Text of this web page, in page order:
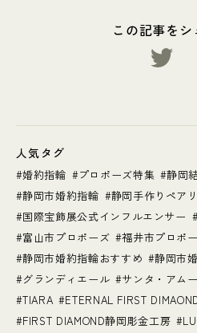
この記事をシ
人気タグ
婚約指輪 プロポーズ特集 静岡
静岡市婚約指輪
静岡手作りペア
国際宝飾展公式インフルエンサー
富山市プロポーズ
福井市プロポ
静岡市婚約指輪おすすめ
静岡市
グランディエール
サンタ・アム
TIARA
ETERNAL FIRST
FIRST DIAMOND静岡彫金工房